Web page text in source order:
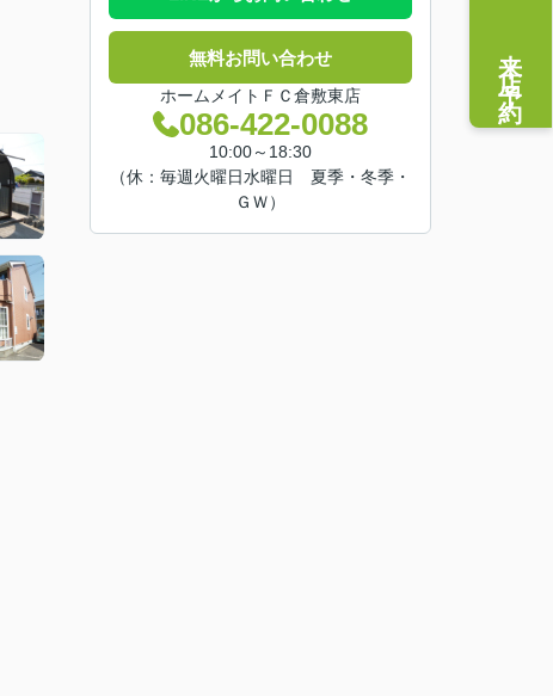
無料お問い合わせ
ホームメイトＦＣ倉敷東店
086-422-0088
10:00～18:30
（休：毎週火曜日水曜日 夏季・冬季・
ＧＷ）
来店予約